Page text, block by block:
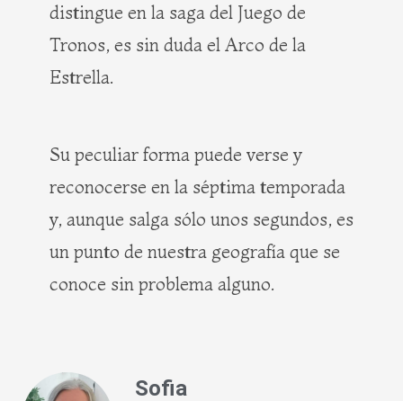
distingue en la saga del Juego de
Tronos, es sin duda el Arco de la
Estrella.
Su peculiar forma puede verse y
reconocerse en la séptima temporada
y, aunque salga sólo unos segundos, es
un punto de nuestra geografía que se
conoce sin problema alguno.
Sofia